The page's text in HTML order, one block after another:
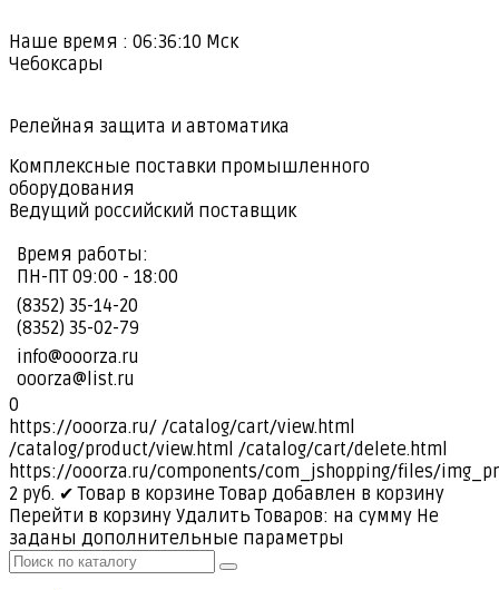
Наше время : 06:36:11 Мск
Чебоксары
Релейная защита и автоматика
Комплексные поставки промышленного
оборудования
Ведущий российский поставщик
Время работы:
ПН-ПТ 09:00 - 18:00
(8352) 35-14-20
(8352) 35-02-79
info@ooorza.ru
ooorza@list.ru
0
https://ooorza.ru/ /catalog/cart/view.html
/catalog/product/view.html /catalog/cart/delete.html
https://ooorza.ru/components/com_jshopping/files/
2 руб. ✔ Товар в корзине Товар добавлен в корзину
Перейти в корзину Удалить Товаров: на сумму Не
заданы дополнительные параметры